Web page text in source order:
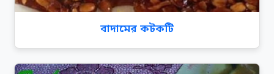
বাদামের কটকটি